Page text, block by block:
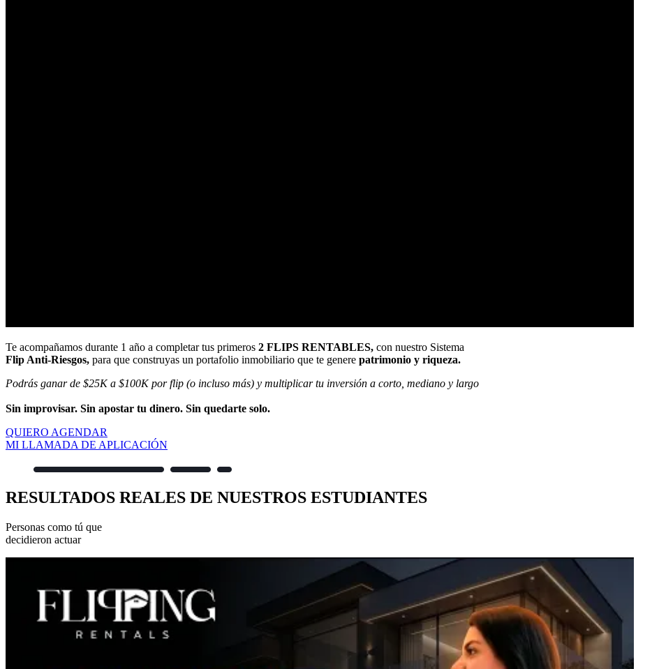
Te acompañamos durante 1 año a completar tus primeros 2 FLIPS RENTABLES, con nuestro Sistema
Flip Anti-Riesgos, para que construyas un portafolio inmobiliario que te genere patrimonio y riqueza.
Podrás ganar de $25K a $100K por flip (o incluso más) y multiplicar tu inversión a corto, mediano y largo
Sin improvisar. Sin apostar tu dinero. Sin quedarte solo.
QUIERO AGENDAR
MI LLAMADA DE APLICACIÓN
RESULTADOS REALES DE NUESTROS ESTUDIANTES
Personas como tú que
decidieron actuar